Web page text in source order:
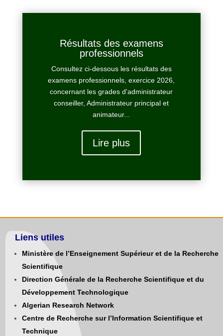
Résultats des examens
professionnels
Consultez ci-dessous les résultats des
examens professionnels, exercice 2026,
concernant les grades d'administrateur
conseiller, Administrateur principal et
animateur...
Lire plus
Liens utiles
Ministère de l’Enseignement Supérieur et de la Recherche
Scientifique
Direction Générale de la Recherche Scientifique et du
Développement Technologique
Algerian Research Network
Centre de Recherche sur l’Information Scientifique et
Technique